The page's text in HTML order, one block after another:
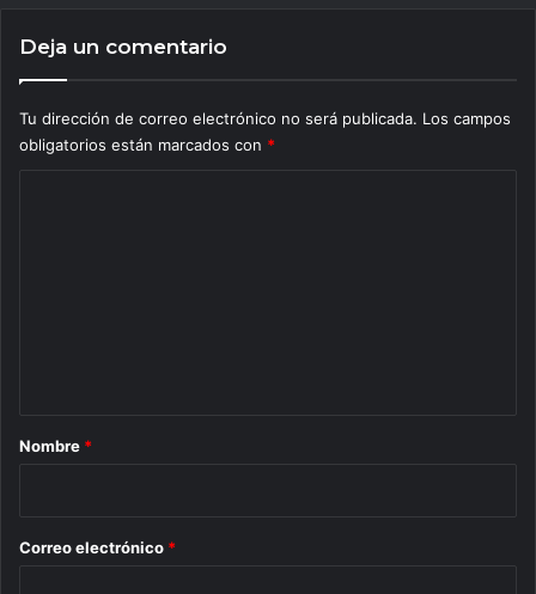
Deja un comentario
Tu dirección de correo electrónico no será publicada. Los campos
obligatorios están marcados con *
r
*
Nombre *
Correo electrónico *